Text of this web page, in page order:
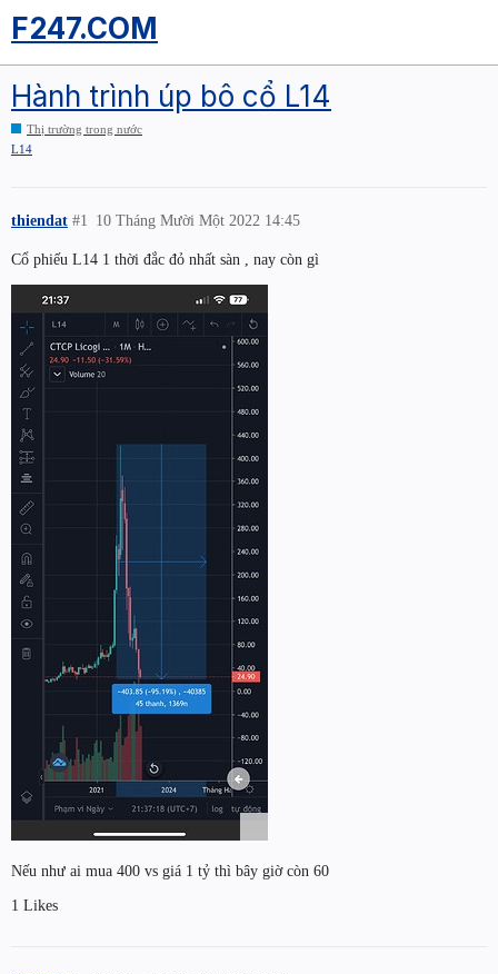
F247.COM
Hành trình úp bô cổ L14
Thị trường trong nước
L14
thiendat 10 Tháng Mười Một 2022 14:45
#1
Cổ phiếu L14 1 thời đắc đỏ nhất sàn , nay còn gì
Nếu như ai mua 400 vs giá 1 tỷ thì bây giờ còn 60
1 Likes